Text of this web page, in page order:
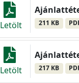
Letölt 211 KB
Letölt 217 KB